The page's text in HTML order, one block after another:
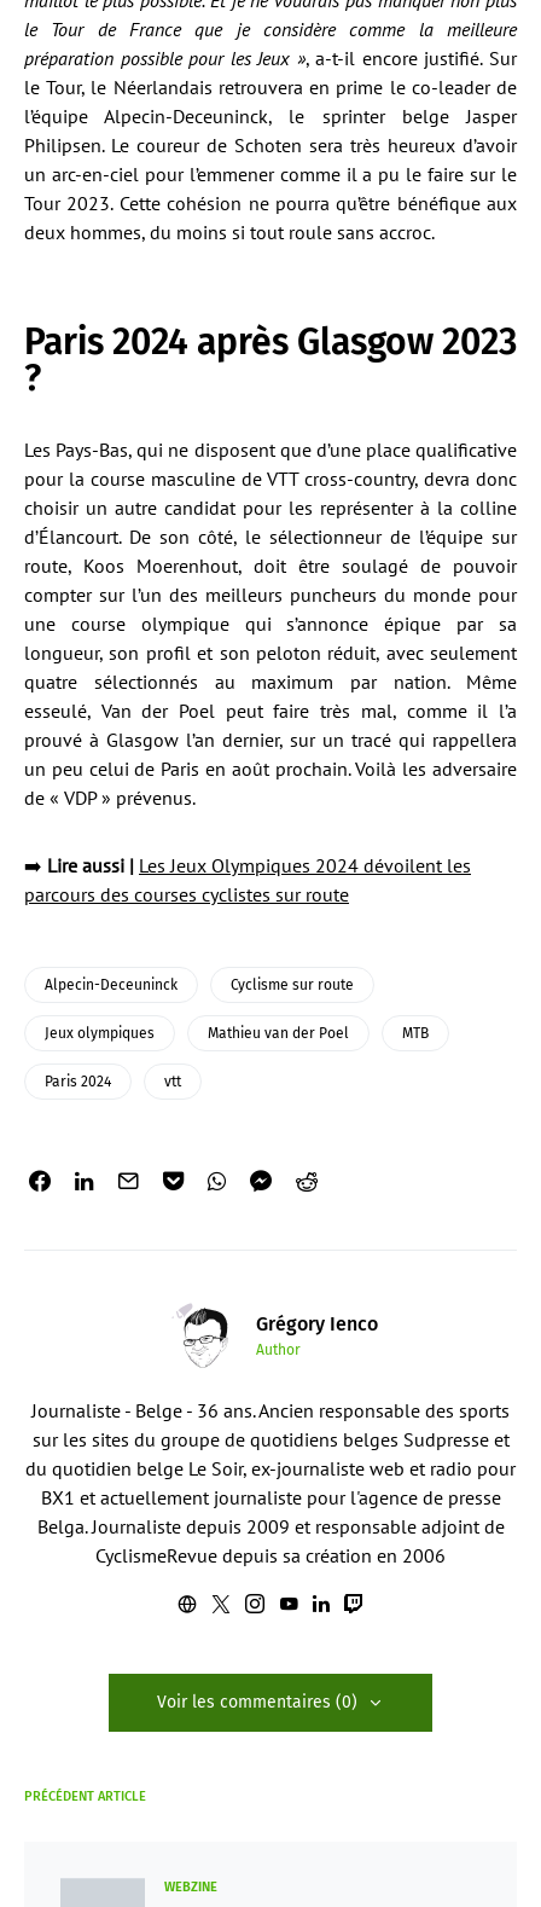
le Tour de France que je considère comme la meilleure
préparation possible pour les Jeux », a-t-il encore justifié. Sur
le Tour, le Néerlandais retrouvera en prime le co-leader de
l’équipe Alpecin-Deceuninck, le sprinter belge Jasper
Philipsen. Le coureur de Schoten sera très heureux d’avoir
un arc-en-ciel pour l’emmener comme il a pu le faire sur le
Tour 2023. Cette cohésion ne pourra qu’être bénéfique aux
deux hommes, du moins si tout roule sans accroc.
Paris 2024 après Glasgow 2023
?
Les Pays-Bas, qui ne disposent que d’une place qualificative
pour la course masculine de VTT cross-country, devra donc
choisir un autre candidat pour les représenter à la colline
d’Élancourt. De son côté, le sélectionneur de l’équipe sur
route, Koos Moerenhout, doit être soulagé de pouvoir
compter sur l’un des meilleurs puncheurs du monde pour
une course olympique qui s’annonce épique par sa
longueur, son profil et son peloton réduit, avec seulement
quatre sélectionnés au maximum par nation. Même
esseulé, Van der Poel peut faire très mal, comme il l’a
prouvé à Glasgow l’an dernier, sur un tracé qui rappellera
un peu celui de Paris en août prochain. Voilà les adversaire
de « VDP » prévenus.
➡️ Lire aussi | Les Jeux Olympiques 2024 dévoilent les
parcours des courses cyclistes sur route
Alpecin-Deceuninck Cyclisme sur route
Jeux olympiques Mathieu van der Poel MTB
Paris 2024 vtt
Grégory Ienco
Author
Journaliste - Belge - 36 ans. Ancien responsable des sports
sur les sites du groupe de quotidiens belges Sudpresse et
du quotidien belge Le Soir, ex-journaliste web et radio pour
BX1 et actuellement journaliste pour l'agence de presse
Belga. Journaliste depuis 2009 et responsable adjoint de
CyclismeRevue depuis sa création en 2006
Voir les commentaires (0)
PRÉCÉDENT ARTICLE
WEBZINE